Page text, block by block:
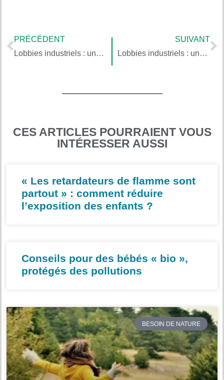
PRÉCÉDENT
Lobbies industriels : une intoxication qui menace la santé des enfants, selon Stéphane Horel (2/5)
SUIVANT
Lobbies industriels : une intoxication qui menace la santé des enfants, selon Stéphane Horel (4/5)
CES ARTICLES POURRAIENT VOUS
INTÉRESSER AUSSI
« Les retardateurs de flamme sont
partout » : comment réduire
l’exposition des enfants ?
Conseils pour des bébés « bio »,
protégés des pollutions
BESOIN DE NATURE